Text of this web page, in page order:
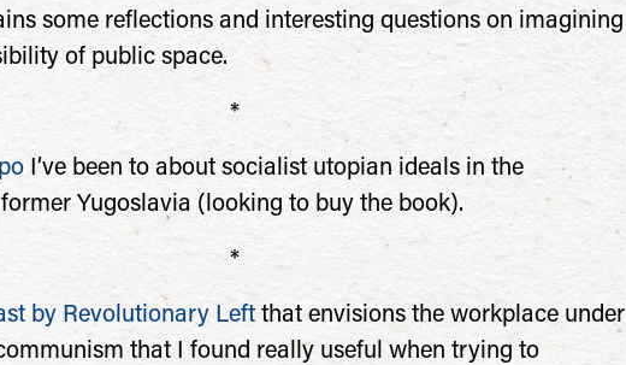
some reflections and interesting questions on imagining
of public space.
*
I’ve been to about socialist utopian ideals in the
Yugoslavia (looking to buy the book).
*
by Revolutionary Leftthat envisions the workplace under
that I found really useful when trying to